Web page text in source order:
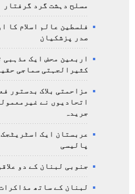
مسلح دہشت گرد گرفتار
فلسطین عالم اسلام کا
صدر پزشکیان
اربعین محض ایک
کثیرالجہتی سماجی
مزاحمتی بلاک بدستور
اتحادیوں نے
جریدہ
عربستان ایک
پالیسی
جنوبی لبنان کے دو
لبنان کے ساتھ